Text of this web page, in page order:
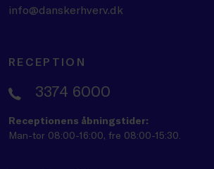
info@danskerhverv.dk
RECEPTION
3374 6000
Receptionens åbningstider:
Man-tor 08:00-16:00, fre 08:00-15:30.